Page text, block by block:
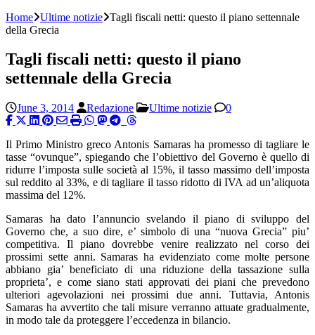
Home Ultime notizie Tagli fiscali netti: questo il piano settennale
della Grecia
Tagli fiscali netti: questo il piano
settennale della Grecia
June 3, 2014 Redazione Ultime notizie 0
Il Primo Ministro greco Antonis Samaras ha promesso di tagliare le
tasse “ovunque”, spiegando che l’obiettivo del Governo è quello di
ridurre l’imposta sulle società al 15%, il tasso massimo dell’imposta
sul reddito al 33%, e di tagliare il tasso ridotto di IVA ad un’aliquota
massima del 12%.
Samaras ha dato l’annuncio svelando il piano di sviluppo del
Governo che, a suo dire, e’ simbolo di una “nuova Grecia” piu’
competitiva. Il piano dovrebbe venire realizzato nel corso dei
prossimi sette anni. Samaras ha evidenziato come molte persone
abbiano gia’ beneficiato di una riduzione della tassazione sulla
proprieta’, e come siano stati approvati dei piani che prevedono
ulteriori agevolazioni nei prossimi due anni. Tuttavia, Antonis
Samaras ha avvertito che tali misure verranno attuate gradualmente,
in modo tale da proteggere l’eccedenza in bilancio.